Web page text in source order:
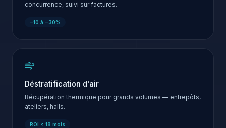
concurrence, suivi sur factures.
−10 à −30%
Déstratification d'air
Récupération thermique pour grands volumes — entrepôts,
ateliers, halls.
ROI < 18 mois